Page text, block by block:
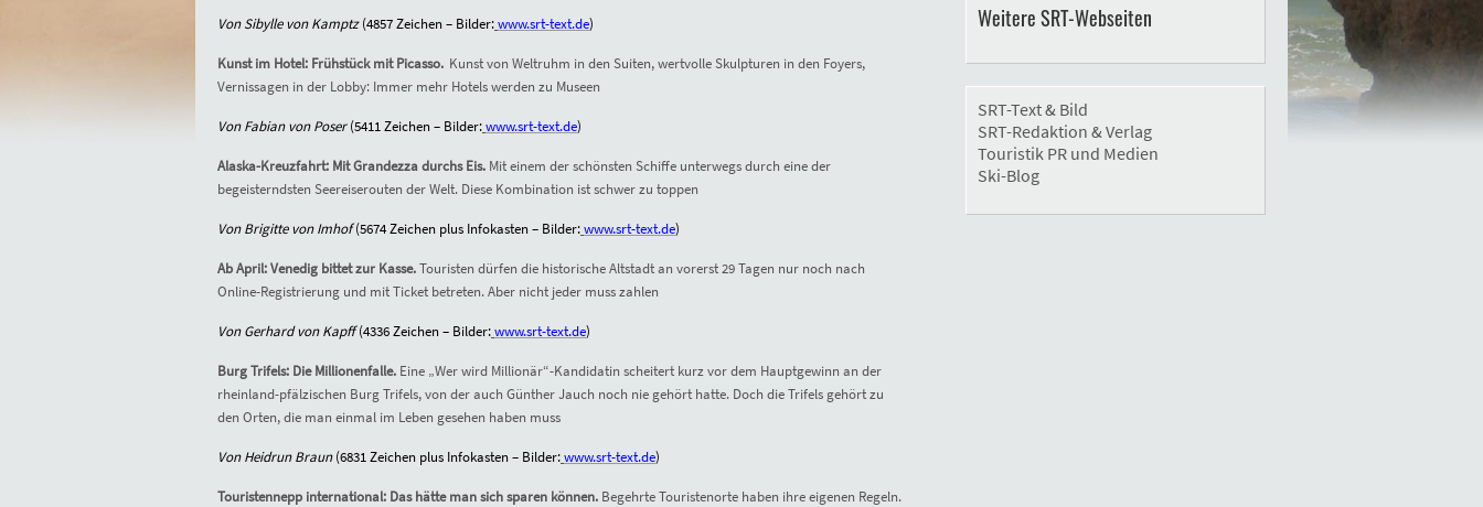
Von Sibylle von Kamptz(4857Zeichen – Bilder:www.srt-text.de)
Kunst im Hotel: Frühstück mit Picasso. Kunst von Weltruhm in den Suiten, wertvolle Skulpturen in den Foyers,
Vernissagen in der Lobby: Immer mehr Hotels werden zu Museen
Von Fabian von Poser(5411Zeichen – Bilder:www.srt-text.de)
Alaska-Kreuzfahrt: Mit Grandezza durchs Eis. Mit einem der schönsten Schiffe unterwegs durch eine der
begeisterndsten Seereiserouten der Welt. Diese Kombination ist schwer zu toppen
Von Brigitte von Imhof(5674Zeichen plus Infokasten – Bilder:www.srt-text.de)
Ab April: Venedig bittet zur Kasse.Touristen dürfen die historische Altstadt an vorerst 29 Tagen nur noch nach
Online-Registrierung und mit Ticket betreten. Aber nicht jeder muss zahlen
Von Gerhard von Kapff(4336Zeichen – Bilder:www.srt-text.de)
Burg Trifels: Die Millionenfalle. Eine „Wer wird Millionär“-Kandidatin scheitert kurz vor dem Hauptgewinn an der
rheinland-pfälzischen Burg Trifels, von der auch Günther Jauch noch nie gehört hatte. Doch die Trifels gehört zu
den Orten, die man einmal im Leben gesehen haben muss
Von Heidrun Braun(6831Zeichen plus Infokasten – Bilder:www.srt-text.de)
Touristennepp international: Das hätte man sich sparen können. Begehrte Touristenorte haben ihre eigenen Regeln.
Weitere SRT-Webseiten
SRT-Text & Bild
SRT-Redaktion & Verlag
Touristik PR und Medien
Ski-Blog